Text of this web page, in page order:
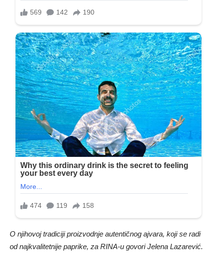
O njihovoj tradiciji proizvodnje autentičnog ajvara, koji se radi
od najkvalitetnije paprike, za RINA-u govori Jelena Lazarević.